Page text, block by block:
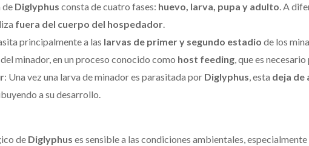
de Diglyphus consta de cuatro fases: huevo, larva, pupa y adulto. A
fuera del cuerpo del hospedador.
principalmente a las larvas de primer y segundo estadio de los
minador, en un proceso conocido como host feeding, que es
: Una vez una larva de minador es parasitada por Diglyphus, esta deja de
a su desarrollo.
de Diglyphus es sensible a las condiciones ambientales, especialmente